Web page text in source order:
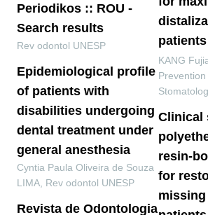
Periodikos :: ROU -
Search results
Rev odontol UNESP
Epidemiological profile
of patients with
disabilities undergoing
dental treatment under
general anesthesia
Cyntia Paula Oliveira de Souza
LIMA Rev odontol UNESP
Revista de Odontologia
patients
KANG
Clinical
resin-
for